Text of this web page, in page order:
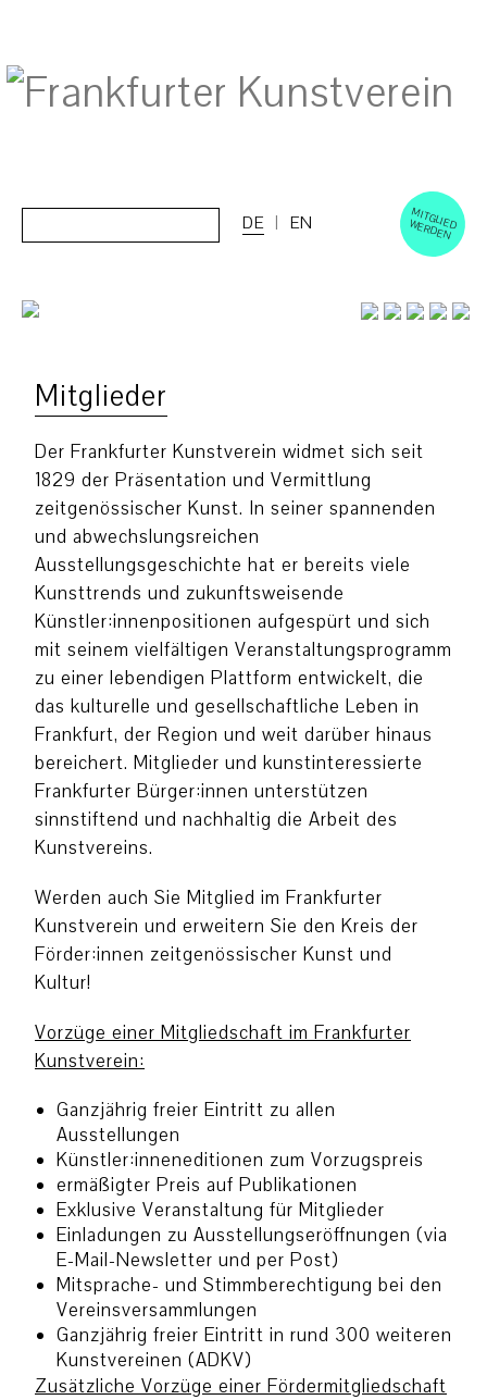
M
ITGLIED W
ERD
EN
DE EN
Mitglieder
Der Frankfurter Kunstverein widmet sich seit
1829 der Präsentation und Vermittlung
zeitgenössischer Kunst. In seiner spannenden
und abwechslungsreichen
Ausstellungsgeschichte hat er bereits viele
Kunsttrends und zukunftsweisende
Künstler:innenpositionen aufgespürt und sich
mit seinem vielfältigen Veranstaltungsprogramm
zu einer lebendigen Plattform entwickelt, die
das kulturelle und gesellschaftliche Leben in
Frankfurt, der Region und weit darüber hinaus
bereichert. Mitglieder und kunstinteressierte
Frankfurter Bürger:innen unterstützen
sinnstiftend und nachhaltig die Arbeit des
Kunstvereins.
Werden auch Sie Mitglied im Frankfurter
Kunstverein und erweitern Sie den Kreis der
Förder:innen zeitgenössischer Kunst und
Kultur!
Vorzüge einer Mitgliedschaft im Frankfurter
Kunstverein:
Ganzjährig freier Eintritt zu allen
Ausstellungen
Künstler:inneneditionen zum Vorzugspreis
ermäßigter Preis auf Publikationen
Exklusive Veranstaltung für Mitglieder
Einladungen zu Ausstellungseröffnungen (via
E-Mail-Newsletter und per Post)
Mitsprache- und Stimmberechtigung bei den
Vereinsversammlungen
Ganzjährig freier Eintritt in rund 300 weiteren
Kunstvereinen (ADKV)
Zusätzliche Vorzüge einer Fördermitgliedschaft